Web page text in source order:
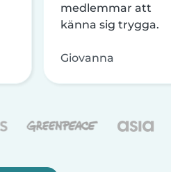
medlemmar att
känna sig trygga.
Giovanna